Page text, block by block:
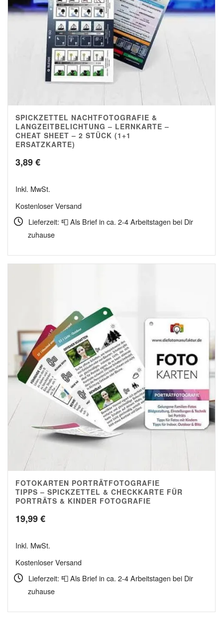
5.00
SPICKZETTEL NACHTFOTOGRAFIE &
LANGZEITBELICHTUNG – LERNKARTE –
CHEAT SHEET – 2 STÜCK (1+1
ERSATZKARTE)
3,89€
Inkl. MwSt.
Kostenloser Versand
Lieferzeit: 📮 Als Brief in ca. 2-4 Arbeitstagen bei Dir
zuhause
4.95
FOTOKARTEN PORTRÄTFOTOGRAFIE
TIPPS – SPICKZETTEL & CHECKKARTE FÜR
PORTRÄTS & KINDER FOTOGRAFIE
19,99€
Inkl. MwSt.
Kostenloser Versand
Lieferzeit: 📮 Als Brief in ca. 2-4 Arbeitstagen bei Dir
zuhause